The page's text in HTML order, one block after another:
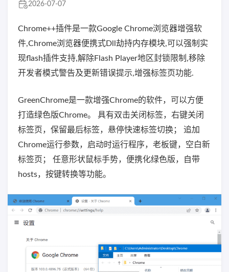
2026-07-07
Chrome++插件是一款Google Chrome浏览器增强软
件,Chrome浏览器便携式Dll劫持内存模块,可以强制实
现flash插件支持,解除Flash Player地区封锁限制,移除
开发者模式警告及更新错误提示,增强标签页功能.
GreenChrome是一款增强Chrome的软件，可以方便
打造绿色版Chrome。 具有双击关闭标签，右键关闭
标签页，保留最后标签，悬停快速标签切换； 追加
Chrome运行参数，启动时运行程序，老板键，空白新
标签页； 任意形状鼠标手势，便携化绿色版，自带
hosts，按键转换等功能。